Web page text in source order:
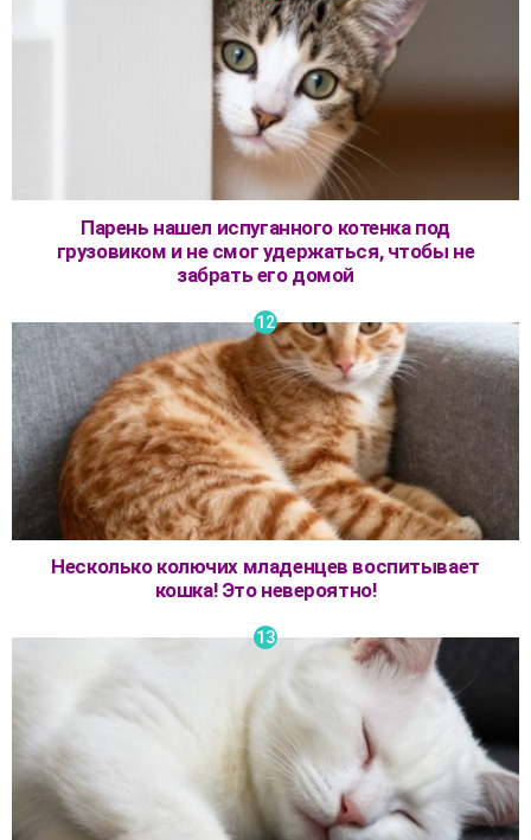
Парень нашел испуганного котенка под
грузовиком и не смог удержаться, чтобы не
забрать его домой
Несколько колючих младенцев воспитывает
кошка! Это невероятно!